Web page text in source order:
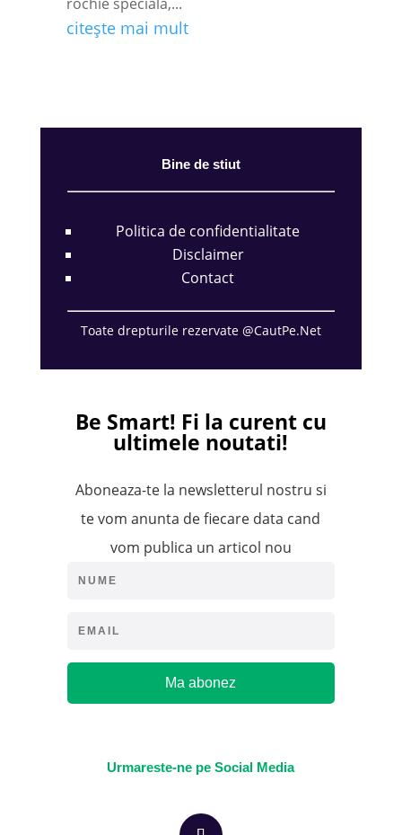
citește mai mult
Bine de stiut
Politica de confidentialitate
Disclaimer
Contact
Toate drepturile rezervate @CautPe.Net
Be Smart! Fi la curent cu
ultimele noutati!
Aboneaza-te la newsletterul nostru si
te vom anunta de fiecare data cand
vom publica un articol nou
Ma abonez
Urmareste-ne pe Social Media